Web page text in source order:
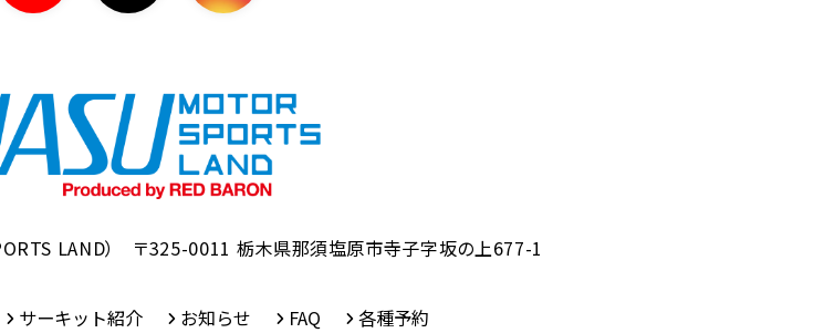
LAND） 〒325-0011 栃木県那須塩原市寺子字坂の上677-1
サーキット紹介 お知らせ FAQ 各種予約